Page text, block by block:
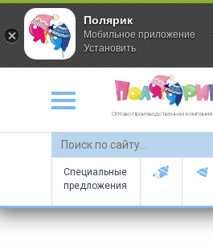
Оптово-производственная компания
Специальные
предложения
Полярик
Мобильное приложение
Установить